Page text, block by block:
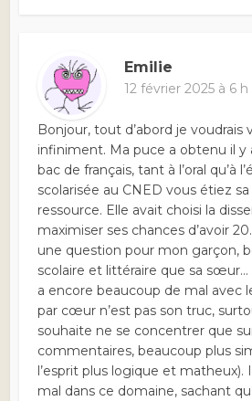
Emilie
12 février 2025 à 6
Bonjour, tout d’abord je voudrais
infiniment. Ma puce a obtenu il y
bac de français, tant à l’oral qu’à
scolarisée au CNED vous étiez
ressource. Elle avait choisi la
maximiser ses chances d’avoir
une question pour mon garçon,
scolaire et littéraire que sa
a encore beaucoup de mal avec
par cœur n’est pas son truc,
souhaite ne se concentrer que
commentaires, beaucoup plus
l’esprit plus logique et matheux).
mal dans ce domaine, sachant